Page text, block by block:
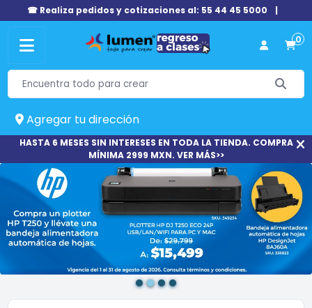
☎ Realiza pedidos y cotizaciones al: 55 44 45 5000 |
0
Agregar tu dirección
HASTA 6 MESES SIN INTERESES EN TODA LA TIENDA. COMPRA
MÍNIMA 2999 MXN. VER MÁS>>